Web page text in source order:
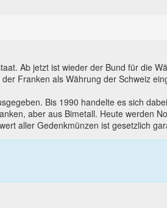
Ab jetzt ist wieder der Bund für die
Franken als Währung der Schweiz
Bis 1990 handelte es sich
aber aus Bimetall. Heute werden
aller Gedenkmünzen ist gesetzlich